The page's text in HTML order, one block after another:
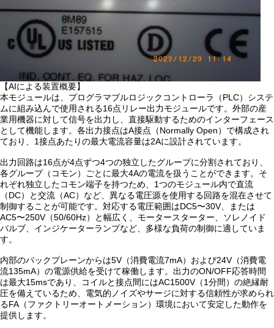
【AIによる装置概要】
本モジュールは、プログラマブルロジックコントローラ（PLC）システ
ムに組み込んで使用される16点リレー出力モジュールです。外部の産
業用機器に対して信号を出力し、直接駆動するためのインターフェース
として機能します。各出力接点はA接点（Normally Open）で構成され
ており、1接点あたりの最大電流容量は2Aに設計されています。
出力回路は16点が4点ずつ4つの独立したグループに分割されており、
各グループ（コモン）ごとに最大4Aの電流を扱うことができます。そ
れぞれ独立したコモン端子を持つため、1つのモジュール内で直流
（DC）と交流（AC）など、異なる電圧源を使用する回路を混在させて
制御することが可能です。対応する電圧範囲はDC5〜30V、または
AC5〜250V（50/60Hz）と幅広く、モータースターター、ソレノイド
バルブ、インジケーターランプなど、多様な負荷の制御に適していま
す。
内部のバックプレーンからは5V（消費電流7mA）および24V（消費電
流135mA）の電源供給を受けて稼働します。出力のON/OFF応答時間
は最大15msであり、コイルと接点間にはAC1500V（1分間）の絶縁耐
圧を備えているため、電気的ノイズやサージに対する信頼性が求められ
るFA（ファクトリーオートメーション）環境において安定した動作を
提供します。